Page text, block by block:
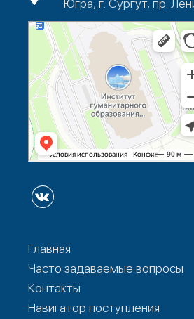
Югра, г. Сургут, пр.
Главная
Часто задаваемые вопросы
Контакты
Навигатор поступления